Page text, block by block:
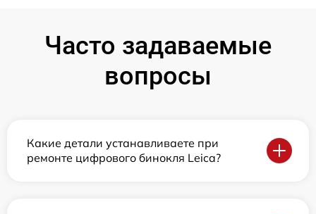
Часто задаваемые
вопросы
Какие детали устанавливаете при
ремонте цифрового бинокля Leica?